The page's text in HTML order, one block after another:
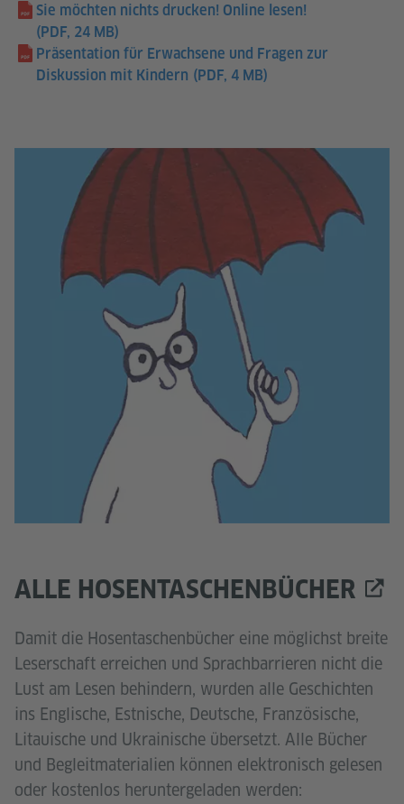
Sie möchten nichts drucken! Online lesen!
(PDF, 24 MB)
Präsentation für Erwachsene und Fragen zur
Diskussion mit Kindern (PDF, 4 MB)
ALLE HOSENTASCHENBÜCHER
Damit die Hosentaschenbücher eine möglichst breite
Leserschaft erreichen und Sprachbarrieren nicht die
Lust am Lesen behindern, wurden alle Geschichten
ins Englische, Estnische, Deutsche, Französische,
Litauische und Ukrainische übersetzt. Alle Bücher
und Begleitmaterialien können elektronisch gelesen
oder kostenlos heruntergeladen werden: